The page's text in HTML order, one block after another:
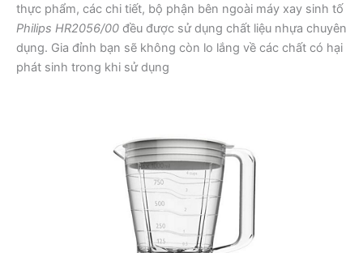
thực phẩm, các chi tiết, bộ phận bên ngoài máy xay sinh tố
Philips HR2056/00 đều được sử dụng chất liệu nhựa chuyên
dụng. Gia đỉnh bạn sẽ không còn lo lắng về các chất có hại
phát sinh trong khi sử dụng